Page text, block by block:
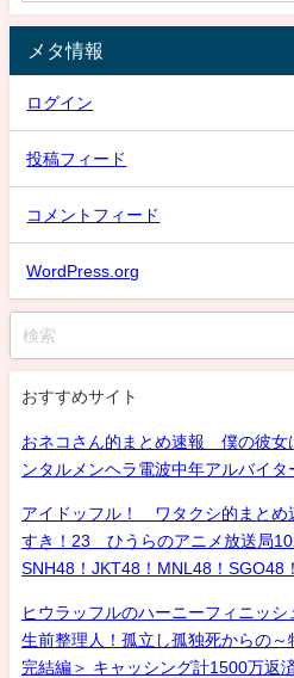
メタ情報
ログイン
投稿フィード
コメントフィード
WordPress.org
おすすめサイト
おネコさん的まとめ速報 僕の彼女
ンタルメンヘラ電波中年アルバイ
アイドッフル！ ワタクシ的まと
すき！23 ひうらのアニメ放送局
SNH48！JKT48！MNL48！SGO48
ヒウラッフルのハーニーフィニッシ
生前整理人！孤立し孤独死からの
完結編＞ キャッシング計1500万返